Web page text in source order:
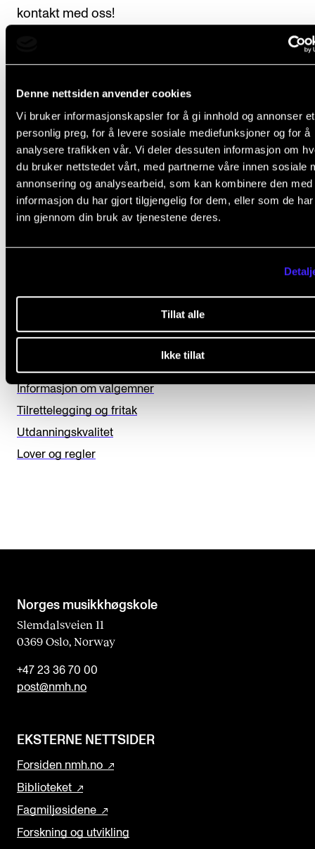
Denne nettsiden anvender cookies
Vi bruker informasjonskapsler for å gi innhold og annonser et
personlig preg, for å levere sosiale mediefunksjoner og for å
analysere trafikken vår. Vi deler dessuten informasjon om
du bruker nettstedet vårt, med partnerne våre innen sosiale
annonsering og analysearbeid, som kan kombinere den med
informasjon du har gjort tilgjengelig for dem, eller som de
inn gjennom din bruk av tjenestene deres.
Tillat alle
Ikke tillat
kontakt med oss!
Fant du det du lette etter?
L
a
e
h
i
s
f
a
n
k
Informasjon om valgemner
Tilrettelegging og fritak
Utdanningskvalitet
Lover og regler
Norges musikk­høgskole
Slemdalsveien 11
0369 Oslo, Norway
+47 23 36 70 00
post@nmh.no
EKSTERNE NETTSIDER
Forsiden nmh.no
Biblioteket
Fagmiljøsidene
Forskning og utvikling